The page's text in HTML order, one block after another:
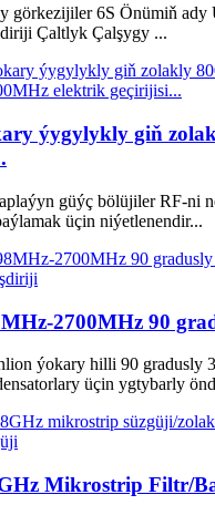
görkezijiler 6S Önümiň ady
Çaltlyk Çalşygy ...
ýygylykly giň
güýç bölüjiler RF-ni
üçin niýetlenendir...
2700MHz 90
ýokary hilli 90 gradusly
üçin ygtybarly
Mikrostrip Filtr/